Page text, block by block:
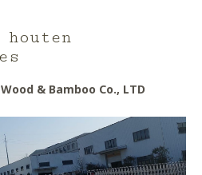
& Bamboo Co., LTD